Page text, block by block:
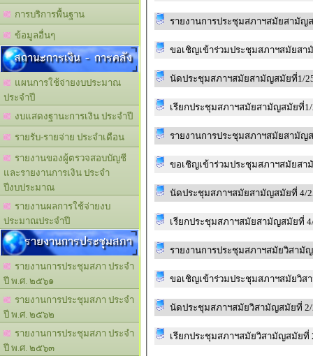
การบริการพื้นฐาน
ข้อมูลอื่นๆ
สถานะการเงิน - การคลัง
แผนการใช้จ่ายงบประมาณ
ประจำปี
งบแสดงฐานะการเงิน ประจำปี
รายรับ-รายจ่าย ประจำเดือน
รายงานของผู้ตรวจสอบบัญชี
และรายงานการเงิน ประจำ
ปีงบประมาณ
รายงานผลการใช้จ่ายงบ
ประมาณประจำปี
รายงานการประชุมสภา
รายงานการประชุมสภา ประจำ
ปี พ.ศ. ๒๕๖๑
รายงานการประชุมสภา ประจำ
ปี พ.ศ. ๒๕๖๒
รายงานการประชุมสภา ประจำ
ปี พ.ศ. ๒๕๖๓
รายงานการประชุมสภาฯสมัยสามัญ
ขอเชิญเข้าร่วมประชุมสภาฯสมัยสา
นัดประชุมสภาฯสมัยสามัญสมัยที่1/
เรียกประชุมสภาฯสมัยสามัญสมัยที่1/
รายงานการประชุมสภาฯสมัยสามัญ
ขอเชิญเข้าร่วมประชุมสภาฯสมัยสา
นัดประชุมสภาฯสมัยสามัญสมัยที่ 4/
เรียกประชุมสภาฯสมัยสามัญสมัยที่
รายงานการประชุมสภาฯสมัยวิสามั
ขอเชิญเข้าร่วมประชุมสภาฯสมัยวิส
นัดประชุมสภาฯสมัยวิสามัญสมัยที่ 2/
เรียกประชุมสภาฯสมัยวิสามัญสมัยที่